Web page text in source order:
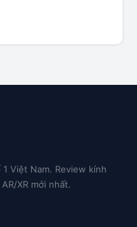
Việt Nam. Review kính
XR mới nhất.